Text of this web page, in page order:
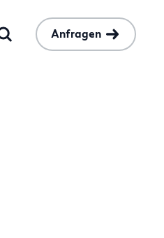
Anfragen